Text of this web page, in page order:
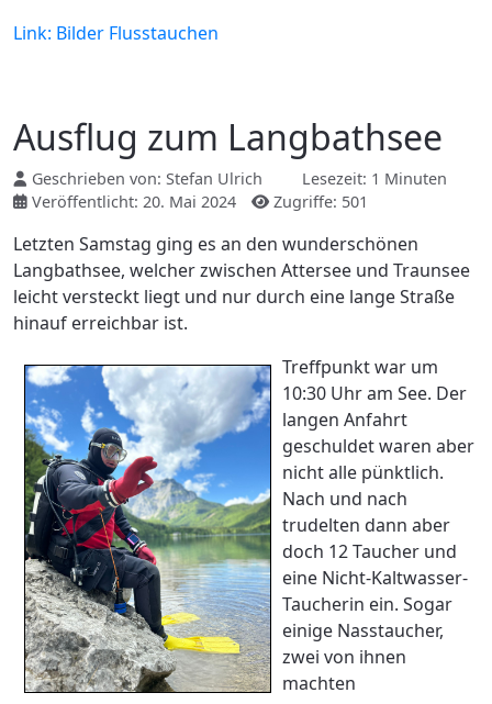
Link: Bilder Flusstauchen
Ausflug zum Langbathsee
Geschrieben von: Stefan Ulrich
Lesezeit: 1 Minuten
Veröffentlicht: 20. Mai 2024
Zugriffe: 501
Letzten Samstag ging es an den wunderschönen
Langbathsee, welcher zwischen Attersee und Traunsee
leicht versteckt liegt und nur durch eine lange Straße
hinauf erreichbar ist.
Treffpunkt war um
10:30 Uhr am See. Der
langen Anfahrt
geschuldet waren aber
nicht alle pünktlich.
Nach und nach
trudelten dann aber
doch 12 Taucher und
eine Nicht-Kaltwasser-
Taucherin ein. Sogar
einige Nasstaucher,
zwei von ihnen
machten